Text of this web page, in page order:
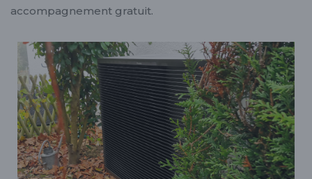
accompagnement gratuit.